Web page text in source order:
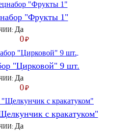
"Фрукты 1"
Да
0₽
"Цирковой" 9 шт.
Да
0₽
с кракатуком"
Да